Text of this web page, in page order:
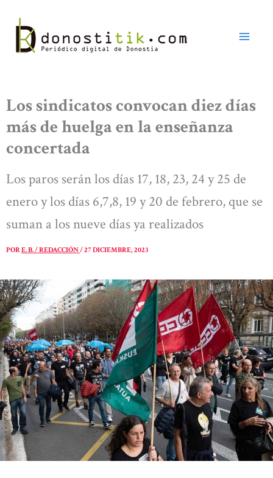
contenido
Los sindicatos convocan diez días
más de huelga en la enseñanza
concertada
Los paros serán los días 17, 18, 23, 24 y 25 de
enero y los días 6,7,8, 19 y 20 de febrero, que se
suman a los nueve días ya realizados
PORE. B. / REDACCIÓN/27 DICIEMBRE, 2023